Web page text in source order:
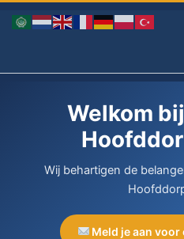
naar
Welkom
Wij behartigen de
Meld je aan